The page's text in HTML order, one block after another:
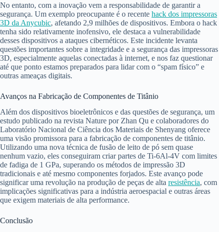
No entanto, com a inovação vem a responsabilidade de garantir a
segurança. Um exemplo preocupante é o recente hack dos impressoras
3D da Anycubic, afetando 2,9 milhões de dispositivos. Embora o hack
tenha sido relativamente inofensivo, ele destaca a vulnerabilidade
desses dispositivos a ataques cibernéticos. Este incidente levanta
questões importantes sobre a integridade e a segurança das impressoras
3D, especialmente aquelas conectadas à internet, e nos faz questionar
até que ponto estamos preparados para lidar com o “spam físico” e
outras ameaças digitais.
Avanços na Fabricação de Componentes de Titânio
Além dos dispositivos bioeletrônicos e das questões de segurança, um
estudo publicado na revista Nature por Zhan Qu e colaboradores do
Laboratório Nacional de Ciência dos Materiais de Shenyang oferece
uma visão promissora para a fabricação de componentes de titânio.
Utilizando uma nova técnica de fusão de leito de pó sem quase
nenhum vazio, eles conseguiram criar partes de Ti-6Al-4V com limites
de fadiga de 1 GPa, superando os métodos de impressão 3D
tradicionais e até mesmo componentes forjados. Este avanço pode
significar uma revolução na produção de peças de alta resistência, com
implicações significativas para a indústria aeroespacial e outras áreas
que exigem materiais de alta performance.
Conclusão